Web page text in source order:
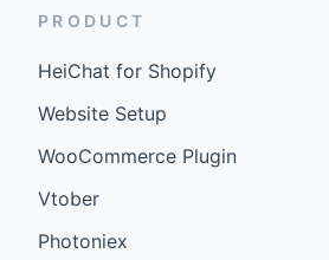
PRODUCT
HeiChat for Shopify
Website Setup
WooCommerce Plugin
Vtober
Photoniex